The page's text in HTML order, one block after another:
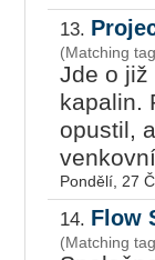
13.
(Matching
Jde o již
kapalin.
opustil,
Pondělí, 27
14. Flow
(Matching